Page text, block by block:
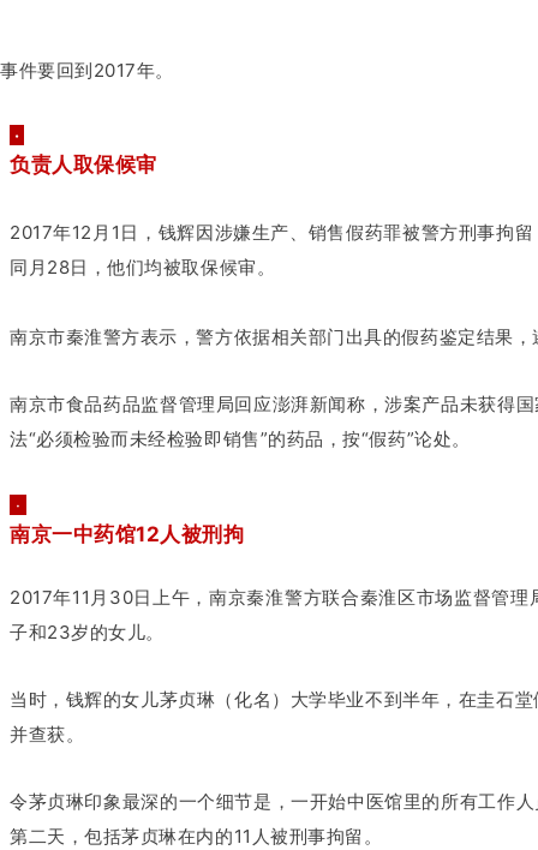
事件要回到2017年。
·
负责人取保候审
2017年12月1日， 钱辉因涉嫌生产、销售假药罪被警方刑事拘
同月28日，他们均被取保候审。
南京市秦淮警方表示，警方依据相关部门出具的假药鉴定结果
南京市食品药品监督管理局回应澎湃新闻称，涉案产品未获得
法“必须检验而未经检验即销售”的药品，按“假药”论处。
·
南京一中药馆12人被刑拘
2017年11月30日上午，南京秦淮警方联合秦淮区市场监督管
子和23岁的女儿。
当时，钱辉的女儿茅贞琳（化名）大学毕业不到半年，在圭石
并查获。
令茅贞琳印象最深的一个细节是，一开始中医馆里的所有工作
第二天，包括茅贞琳在内的11人被刑事拘留。